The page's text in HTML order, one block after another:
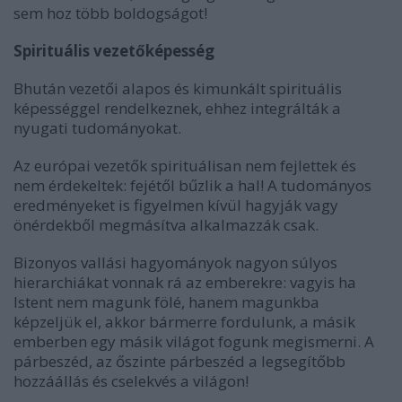
sem hoz több boldogságot!
Spirituális vezetőképesség
Bhután vezetői alapos és kimunkált spirituális
képességgel rendelkeznek, ehhez integrálták a
nyugati tudományokat.
Az európai vezetők spirituálisan nem fejlettek és
nem érdekeltek: fejétől bűzlik a hal! A tudományos
eredményeket is figyelmen kívül hagyják vagy
önérdekből megmásítva alkalmazzák csak.
Bizonyos vallási hagyományok nagyon súlyos
hierarchiákat vonnak rá az emberekre: vagyis ha
Istent nem magunk fölé, hanem magunkba
képzeljük el, akkor bármerre fordulunk, a másik
emberben egy másik világot fogunk megismerni. A
párbeszéd, az őszinte párbeszéd a legsegítőbb
hozzáállás és cselekvés a világon!